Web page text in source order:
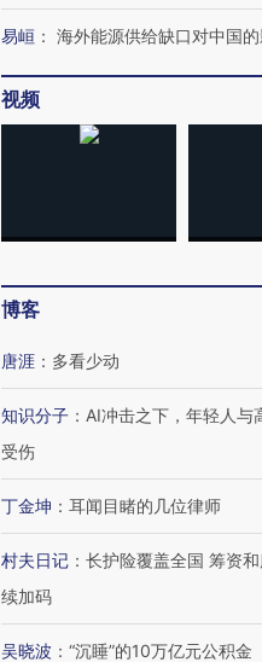
易峘 ： 海外能源供给缺口对中国
视频
博客
唐涯 ： 多看少动
知识分子 ： AI冲击之下，年轻人与
受伤
丁金坤 ： 耳闻目睹的几位律师
村夫日记 ： 长护险覆盖全国 筹资
续加码
吴晓波 ： “沉睡”的10万亿元公积金